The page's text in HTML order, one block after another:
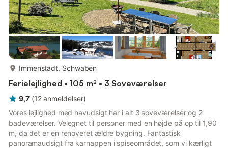
Immenstadt, Schwaben
Ferielejlighed • 105 m² • 3 Soveværelser
9,7 (12 anmeldelser)
Vores lejlighed med havudsigt har i alt 3 soveværelser og 2
badeværelser. Velegnet til personer med en højde på op til 1,90
m, da det er en renoveret ældre bygning. Fantastisk
panoramaudsigt fra karnappen i spiseområdet, som vi kærligt